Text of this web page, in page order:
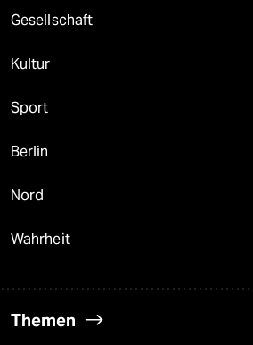
Gesellschaft
Kultur
Sport
Berlin
Nord
Wahrheit
Themen